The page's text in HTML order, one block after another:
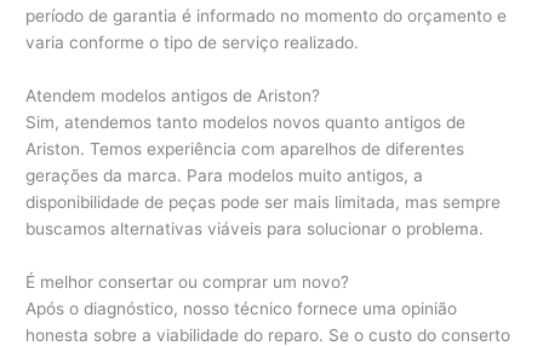
período de garantia é informado no momento do orçamento e
varia conforme o tipo de serviço realizado.
Atendem modelos antigos de Ariston?
Sim, atendemos tanto modelos novos quanto antigos de
Ariston. Temos experiência com aparelhos de diferentes
gerações da marca. Para modelos muito antigos, a
disponibilidade de peças pode ser mais limitada, mas sempre
buscamos alternativas viáveis para solucionar o problema.
É melhor consertar ou comprar um novo?
Após o diagnóstico, nosso técnico fornece uma opinião
honesta sobre a viabilidade do reparo. Se o custo do conserto